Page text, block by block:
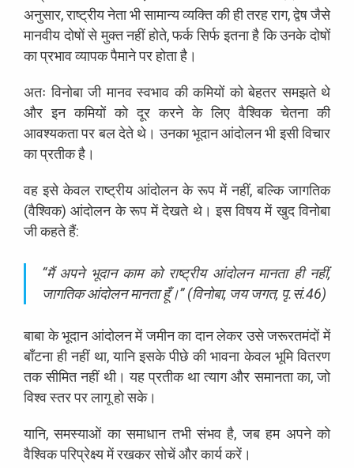
अनुसार, राष्ट्रीय नेता भी सामान्य व्यक्ति की ही तरह राग, द्वेष जैसे
मानवीय दोषों से मुक्त नहीं होते, फर्क सिर्फ इतना है कि उनके दोषों
का प्रभाव व्यापक पैमाने पर होता है।
अतः विनोबा जी मानव स्वभाव की कमियों को बेहतर समझते थे
और इन कमियों को दूर करने के लिए वैश्विक चेतना की
आवश्यकता पर बल देते थे। उनका भूदान आंदोलन भी इसी विचार
का प्रतीक है।
वह इसे केवल राष्ट्रीय आंदोलन के रूप में नहीं, बल्कि जागतिक
(वैश्विक) आंदोलन के रूप में देखते थे। इस विषय में खुद विनोबा
जी कहते हैं:
“मैं अपने भूदान काम को राष्ट्रीय आंदोलन मानता ही नहीं,
जागतिक आंदोलन मानता हूँ।” (विनोबा, जय जगत, पृ.सं.46)
बाबा के भूदान आंदोलन में जमीन का दान लेकर उसे जरूरतमंदों में
बाँटना ही नहीं था, यानि इसके पीछे की भावना केवल भूमि वितरण
तक सीमित नहीं थी। यह प्रतीक था त्याग और समानता का, जो
विश्व स्तर पर लागू हो सके।
यानि, समस्याओं का समाधान तभी संभव है, जब हम अपने को
वैश्विक परिप्रेक्ष्य में रखकर सोचें और कार्य करें।